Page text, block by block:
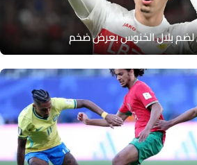
بلال الخنوس بعرض ضخم